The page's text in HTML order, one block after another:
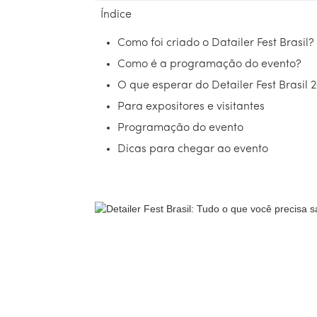
Índice
Como foi criado o Datailer Fest Brasil?
Como é a programação do evento?
O que esperar do Detailer Fest Brasil
Para expositores e visitantes
Programação do evento
Dicas para chegar ao evento